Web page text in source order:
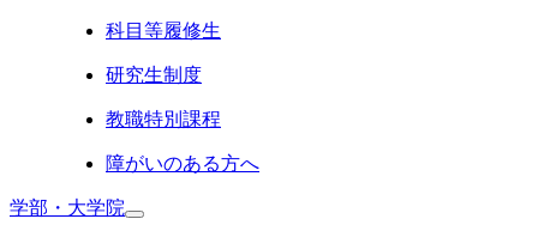
科目等履修生
研究生制度
教職特別課程
障がいのある方へ
学部・大学院